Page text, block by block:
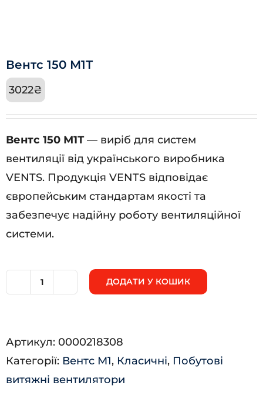
Вентс 150 М1Т
3022₴
Вентс 150 М1Т— виріб для систем
вентиляції від українського виробника
VENTS. Продукція VENTS відповідає
європейським стандартам якості та
забезпечує надійну роботу вентиляційної
системи.
кількість
ДОДАТИ У КОШИК
Артикул: 0000218308
Категорії: Вентс М1, Класичні, Побутові
витяжні вентилятори